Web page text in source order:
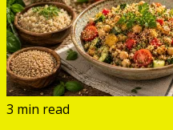
3 min read